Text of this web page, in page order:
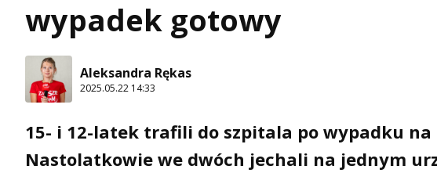
wypadek gotowy
Aleksandra Rękas
2025.05.22 14:33
15- i 12-latek trafili do szpitala po wypadku
Nastolatkowie we dwóch jechali na jednym